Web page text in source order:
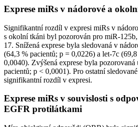
Exprese miRs v nádorové a
Signifikantní rozdíl v expresi miRs v
s okolní tkáni byl pozorován pro miR-
17. Snížená exprese byla sledovaná v
(64,3 % pacientů; p = 0,0226) a let-7c
0,0040). Zvýšená exprese byla
pacientů; p < 0,0001). Pro ostatní
signifikantní rozdíl v expresi.
Exprese miRs v souvislosti s
EGFR protilátkami